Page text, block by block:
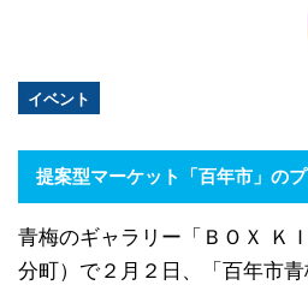
イベント
提案型マーケット「百年市」の
青梅のギャラリー「ＢＯＸ Ｋ
分町）で２月２日、「百年市